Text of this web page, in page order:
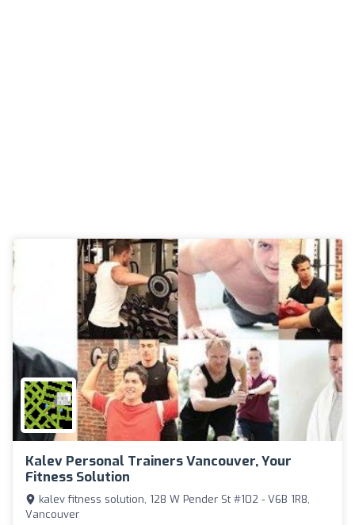
Kalev Personal Trainers Vancouver, Your
Fitness Solution
kalev fitness solution, 128 W Pender St #102 - V6B 1R8,
Vancouver